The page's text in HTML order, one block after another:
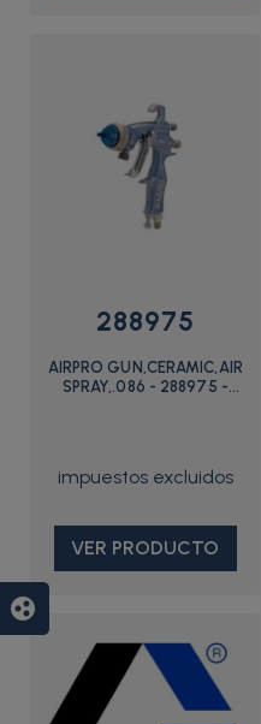
288975
AIRPRO GUN,CERAMIC,AIR
SPRAY,.086 - 288975 -
VER PRODUCTO
group_work